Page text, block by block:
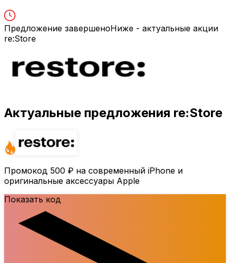
Предложение завершеноНиже - актуальные акции
re:Store
Актуальные предложения re:Store
Промокод 500 ₽ на современный iPhone и
оригинальные аксессуары Apple
Показать код